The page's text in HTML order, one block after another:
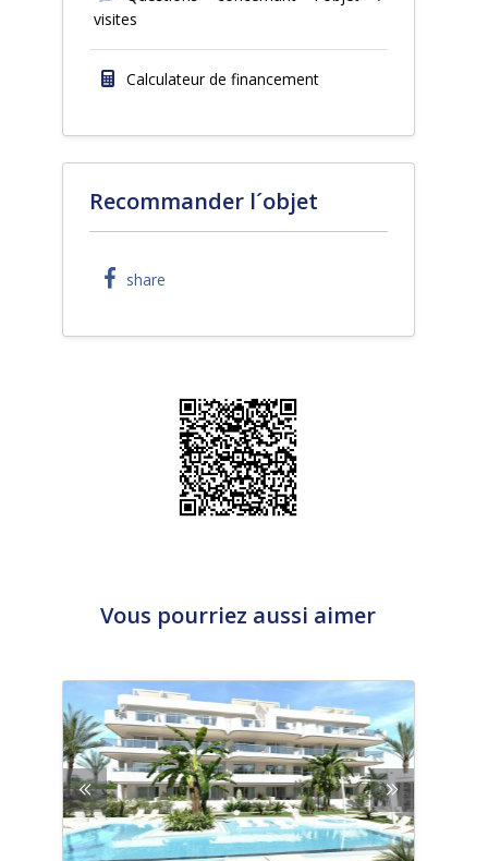
visites
Calculateur de financement
Recommander l´objet
share
Vous pourriez aussi aimer